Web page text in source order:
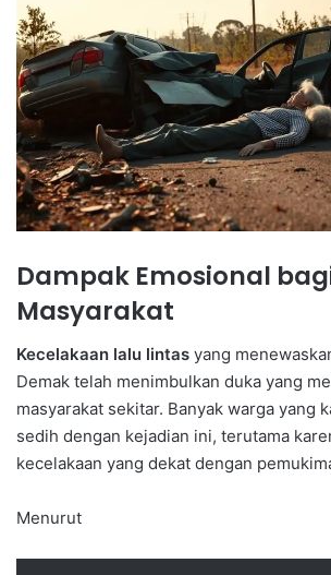
Dampak Emosional
Masyarakat
Kecelakaan lalu lintas yang
Demak telah menimbulkan duka yang
masyarakat sekitar. Banyak warga yang
sedih dengan kejadian ini, terutama
kecelakaan yang dekat dengan
Menurut